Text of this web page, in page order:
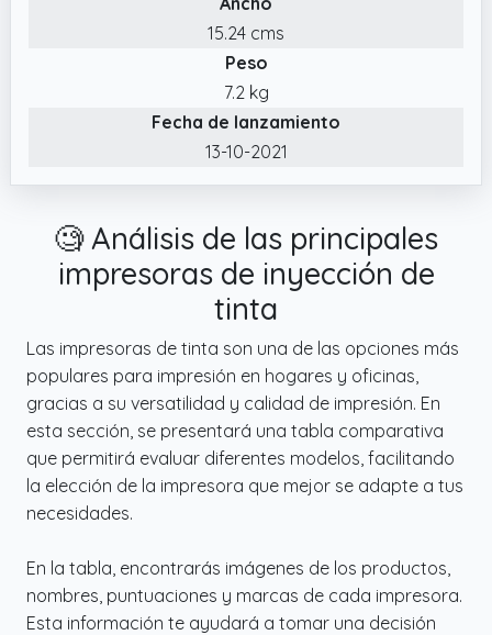
botellas de tinta originales HP 1VU26AE
Botella de tinta Original HP 31 cian 70 ml,
1VU27AE Botella de tinta Original HP 31
magenta 70 ml, 1VU28AE Botella de tinta
Original HP 31 amarilla 70 ml, 1VV24AE Botella
de tinta Original HP 32XL negra de 135 ml,
15.24 cms
Peso
7.2 kg
Fecha de lanzamiento
13-10-2021
🧐 Análisis de las principales
impresoras de inyección de
tinta
Las impresoras de tinta son una de las opciones más
populares para impresión en hogares y oficinas,
gracias a su versatilidad y calidad de impresión. En
esta sección, se presentará una tabla comparativa
que permitirá evaluar diferentes modelos, facilitando
la elección de la impresora que mejor se adapte a tus
necesidades.
En la tabla, encontrarás imágenes de los productos,
nombres, puntuaciones y marcas de cada impresora.
Esta información te ayudará a tomar una decisión